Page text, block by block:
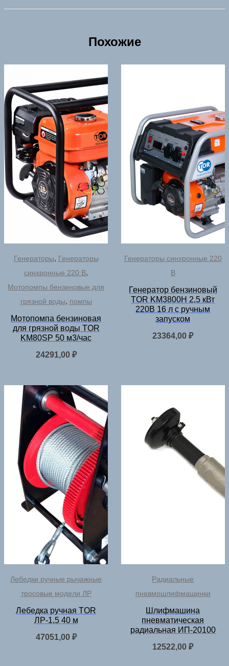
Похожие
Генераторы, Генераторы
синхронные 220 В,
Мотопомпы бензиновые для
грязной воды, помпы
Мотопомпа бензиновая
для грязной воды TOR
KM80SP 50 м3/час
24291,00 ₽
Генераторы синхронные 220
В
Генератор бензиновый
TOR KM3800H 2,5 кВт
220В 16 л с ручным
запуском
23364,00₽
Лебедки ручные рычажные
тросовые модели ЛР
Лебедка ручная TOR
ЛР-1,5 40 м
47051,00 ₽
Радиальные
пневмошлифмашинки
Шлифмашина
пневматическая
радиальная ИП-20100
12522,00₽